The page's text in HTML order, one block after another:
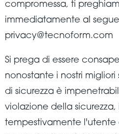
compromessa, ti
immediatamente al
privacy@tecnoform.com
Si prega di essere
nonostante i nostri migliori
di sicurezza è
violazione della
tempestivamente l'utente